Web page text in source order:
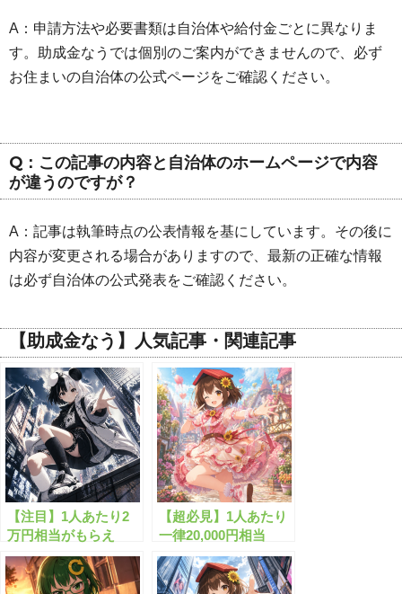
A：申請方法や必要書類は自治体や給付金ごとに異なりま
す。助成金なうでは個別のご案内ができませんので、必ず
お住まいの自治体の公式ページをご確認ください。
Q：この記事の内容と自治体のホームページで内容
が違うのですが？
A：記事は執筆時点の公表情報を基にしています。その後に
内容が変更される場合がありますので、最新の正確な情報
は必ず自治体の公式発表をご確認ください。
【助成金なう】人気記事・関連記事
【注目】1人あたり2
万円相当がもらえ
る”生活支援金”と
は？
【超必見】1人あたり
一律20,000円相当
の”生活安定給付
金”がもらえます！